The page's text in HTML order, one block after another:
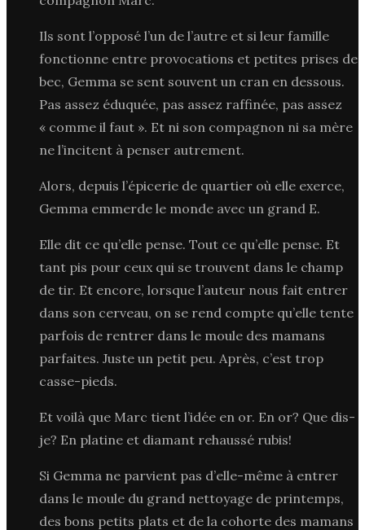
Ils sont l’opposé l’un de l’autre et si leur famille
fonctionne entre provocations et petites prises de
bec, Gemma se sent souvent un cran en dessous.
Pas assez éduquée, pas assez raffinée, pas assez
« comme il faut ». Et ni son compagnon ni sa mère
ne l’incitent à penser autrement.
Alors, depuis l’épicerie de quartier où elle exerce,
Gemma emmerde le monde avec un grand E.
Elle dit ce qu’elle pense. Tout ce qu’elle pense. Et
tant pis pour ceux qui se trouvent dans le champ
de tir. Et encore, lorsque l’auteur nous fait entrer
dans son cerveau, on se rend compte qu’elle tente
parfois de rentrer dans le moule des mamans
parfaites. Juste un petit peu. Après, c’est trop
casse-pieds.
Et voilà que Marc tient l’idée en or. En or? Que dis-
je? En platine et diamant rehaussé rubis!
Si Gemma ne parvient pas d’elle-même à entrer
dans le moule du grand nettoyage de printemps,
des bons petits plats et de la cohorte des mamans